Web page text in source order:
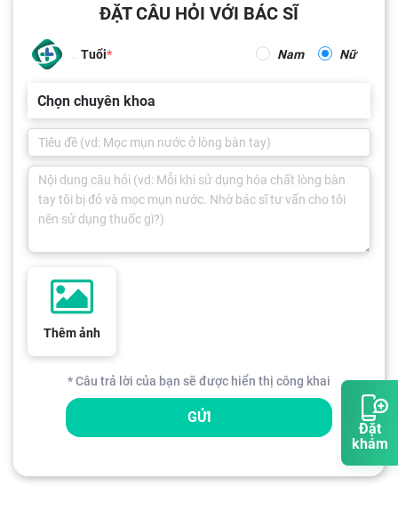
Đặt
khám
ĐẶT CÂU HỎI VỚI BÁC SĨ
Tuổi Nam Nữ
Chọn chuyên khoa
Thêm ảnh
* Câu trả lời của bạn sẽ được hiển thị công khai
GỬI